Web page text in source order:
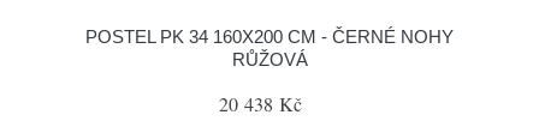
POSTEL PK 34 160X200 CM - ČERNÉ NOHY
RŮŽOVÁ
20 438 Kč